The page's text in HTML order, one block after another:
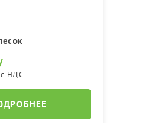
с НДС